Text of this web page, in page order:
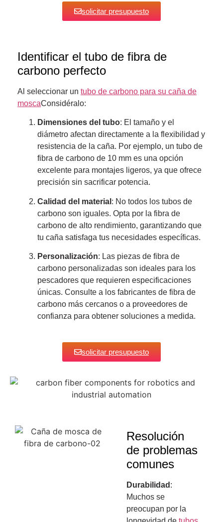
solicitar presupuesto
Identificar el tubo de fibra de
carbono perfecto
Al seleccionar un tubo de carbono para su caña de
moscaConsidéralo:
Dimensiones del tubo: El tamaño y el
diámetro afectan directamente a la flexibilidad y
resistencia de la caña. Por ejemplo, un tubo de
fibra de carbono de 10 mm es una opción
excelente para montajes ligeros, ya que ofrece
precisión sin sacrificar potencia.
Calidad del material : No todos los tubos de
carbono son iguales. Opta por la fibra de
carbono de alto rendimiento, garantizando que
tu caña satisfaga tus necesidades específicas.
Personalización: Las piezas de fibra de
carbono personalizadas son ideales para los
pescadores que requieren especificaciones
únicas. Consulte a los fabricantes de fibra de
carbono más cercanos o a proveedores de
confianza para obtener soluciones a medida.
solicitar presupuesto
Resolución
de problemas
comunes
Durabilidad :
Muchos se
preocupan por la